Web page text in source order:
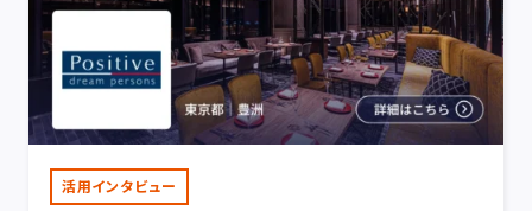
活用インタビュー